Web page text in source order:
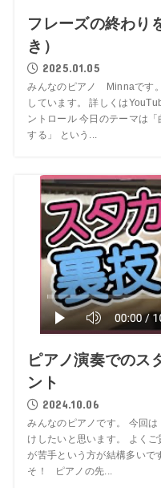
フレーズの終わり
き）
2025.01.05
みんなのピアノ Minnaです
しています。 詳しくは
ントロール 今日のテーマは
する」 という...
ピアノ演奏でのス
ント
2024.10.06
みんなのピアノです。 今回
けしたいと思います。 よく
が苦手という方が結構多いで
そ！ ピアノの先...